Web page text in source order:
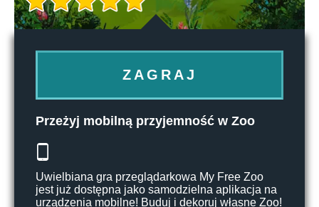
ZAGRAJ
Przeżyj mobilną przyjemność w Zoo
Uwielbiana gra przeglądarkowa My Free Zoo
jest już dostępna jako samodzielna aplikacja na
urządzenia mobilne! Buduj i dekoruj własne Zoo!